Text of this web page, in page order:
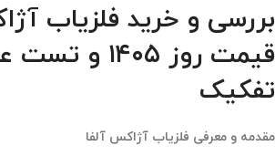
بررسی و خرید فلزیاب
قیمت روز ۱۴۰۵
تفکیک
مقدمه و معرفی فلزیاب آژاکس آلفا